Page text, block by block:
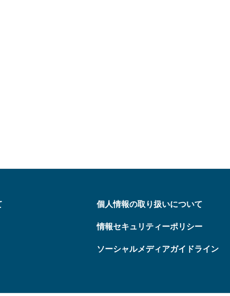
個人情報の取り扱いについて
情報セキュリティーポリシー
ソーシャルメディアガイドライン